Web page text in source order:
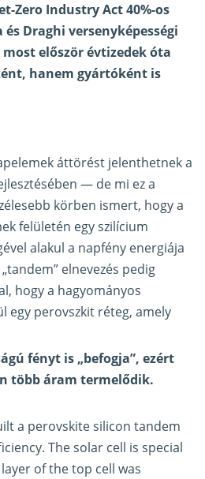
Zero Industry Act 40%-os
Draghi versenyképességi
először évtizedek óta
hanem gyártóként is
áttörést jelenthetnek a
— de mi ez a
körben ismert, hogy a
felületén egy szilícium
alakul a napfény energiája
elnevezés pedig
hogy a hagyományos
egy perovszkit réteg, amely
fényt is „befogja”, ezért
több áram termelődik.
a perovskite silicon tandem
The solar cell is special
layer of the top cell was